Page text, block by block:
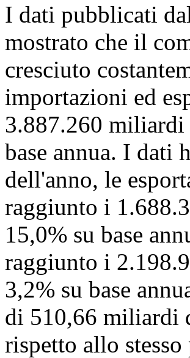
I dati pubblicati
mostrato che il
cresciuto
importazioni ed
3.887.260 miliardi
base annua. I dati
dell'anno, le
raggiunto i
15,0% su base
raggiunto i
3,2% su base
di 510,66 miliardi
rispetto allo